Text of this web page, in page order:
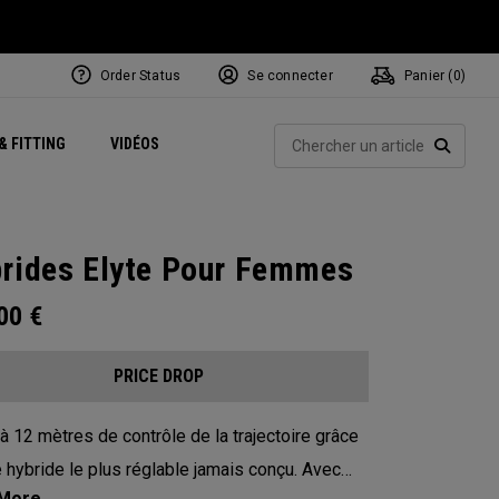
FITTING VIDÉOSExclusive Mavrik Complete Sets
Exclusivités - Balles de Golf
Juillet NEW Headwear
Women's Golf Balls
Exclusivités - Accessoires
Régionaux
Order Status Se connecter Panier ( 0)
Elyte Pour Femmes
€
PRICE DROP
12 mètres de contrôle de la trajectoire grâce
hybride le plus réglable jamais conçu. Avec